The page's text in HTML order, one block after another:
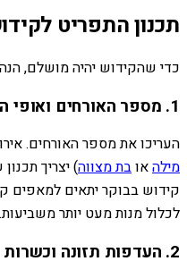
תכנון התפריט
כדי שהקידוש יהיה מושלם,
1. מספר האורחים ואופי האירוע
העריכו את מספר האורחים.
מילהאובת מצווה) יצריך
קידוש בבוקר יתאים למאפים
לכלול מנות מעט יותר משביעות.
2. העדפות תזונה וכשרות